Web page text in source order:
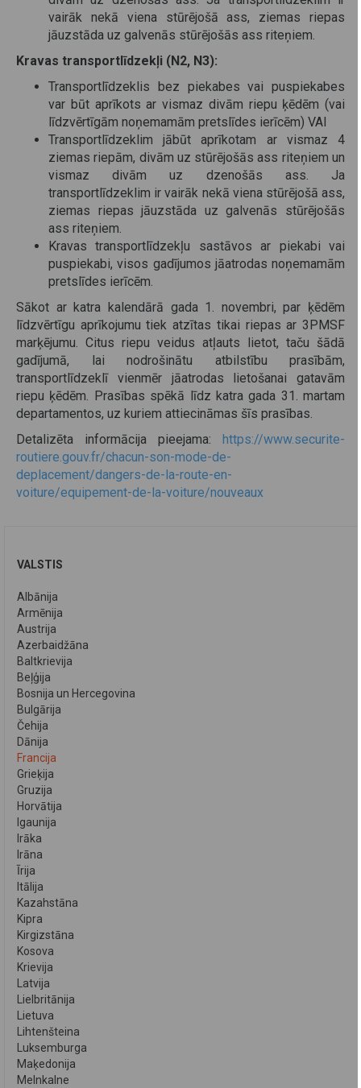
vairāk nekā viena stūrējošā ass, ziemas riepas
jāuzstāda uz galvenās stūrējošās ass riteņiem.
Kravas transportlīdzekļi (N2, N3):
Transportlīdzeklis bez piekabes vai puspiekabes
var būt aprīkots ar vismaz divām riepu ķēdēm (vai
līdzvērtīgām noņemamām pretslīdes ierīcēm) VAI
Transportlīdzeklim jābūt aprīkotam ar vismaz 4
ziemas riepām, divām uz stūrējošās ass riteņiem un
vismaz divām uz dzenošās ass. Ja
transportlīdzeklim ir vairāk nekā viena stūrējošā ass,
ziemas riepas jāuzstāda uz galvenās stūrējošās
ass riteņiem.
Kravas transportlīdzekļu sastāvos ar piekabi vai
puspiekabi, visos gadījumos jāatrodas noņemamām
pretslīdes ierīcēm.
Sākot ar katra kalendārā gada 1. novembri, par ķēdēm
līdzvērtīgu aprīkojumu tiek atzītas tikai riepas ar 3PMSF
marķējumu. Citus riepu veidus atļauts lietot, taču šādā
gadījumā, lai nodrošinātu atbilstību prasībām,
transportlīdzeklī vienmēr jāatrodas lietošanai gatavām
riepu ķēdēm. Prasības spēkā līdz katra gada 31. martam
departamentos, uz kuriem attiecināmas šīs prasības.
Detalizēta informācija pieejama:
https://www.securite-
routiere.gouv.fr/chacun-son-mode-de-
deplacement/dangers-de-la-route-en-
voiture/equipement-de-la-voiture/nouveaux
VALSTIS
Albānija
Armēnija
Austrija
Azerbaidžāna
Baltkrievija
Beļģija
Bosnija un Hercegovina
Bulgārija
Čehija
Dānija
Francija
Grieķija
Gruzija
Horvātija
Igaunija
Irāka
Irāna
Īrija
Itālija
Kazahstāna
Kipra
Kirgizstāna
Kosova
Krievija
Latvija
Lielbritānija
Lietuva
Lihtenšteina
Luksemburga
Maķedonija
Melnkalne